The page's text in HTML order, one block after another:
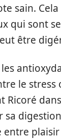
sain.
qui sont
être
les
le
Ricoré
sa
entre